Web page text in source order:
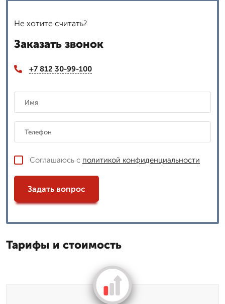
Не хотите считать?
Заказать звонок
+7 812 30-99-100
Соглашаюсь с политикой конфиденциальности
Задать вопрос
Тарифы и стоимость